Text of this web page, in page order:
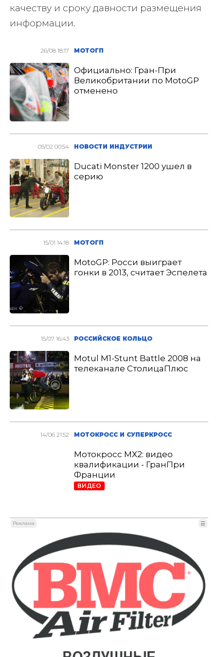
качеству и сроку давности размещения
информации.
26/08 18:17 МОТОГП
Официально: Гран-При
Великобритании по MotoGP
отменено
05/02 00:54 НОВОСТИ ИНДУСТРИИ
Ducati Monster 1200 ушел в
серию
15/01 14:18 МОТОГП
MotoGP: Росси выиграет
гонки в 2013, считает Эспелета
15/07 16:43 РОССИЙСКОЕ КОЛЬЦО
Motul M1-Stunt Battle 2008 на
телеканале СтолицаПлюс
14/06 21:52 МОТОКРОСС И СУПЕРКРОСС
Мотокросс МХ2: видео
квалификации - ГранПри
Франции
ВИДЕО
Реклама ☰